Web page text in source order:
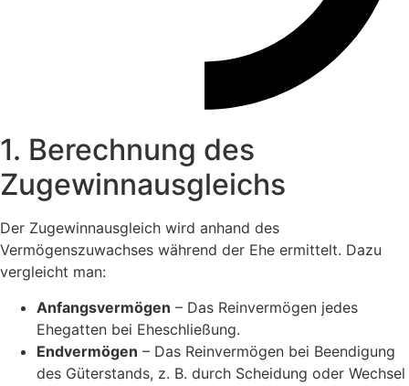
1. Berechnung des
Zugewinnausgleichs
Der Zugewinnausgleich wird anhand des
Vermögenszuwachses während der Ehe ermittelt. Dazu
vergleicht man:
Anfangsvermögen – Das Reinvermögen jedes
Ehegatten bei Eheschließung.
Endvermögen – Das Reinvermögen bei Beendigung
des Güterstands, z. B. durch Scheidung oder Wechsel